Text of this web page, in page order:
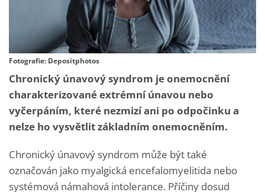
Fotografie: Depositphotos
Chronický únavový syndrom je onemocnění
charakterizované extrémní únavou nebo
vyčerpáním, které nezmizí ani po odpočinku a
nelze ho vysvětlit základním onemocněním.
Chronický únavový syndrom může být také
označován jako myalgická encefalomyelitida nebo
systémová námahová intolerance. Příčiny dosud